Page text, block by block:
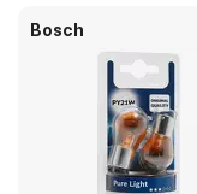
Bosch